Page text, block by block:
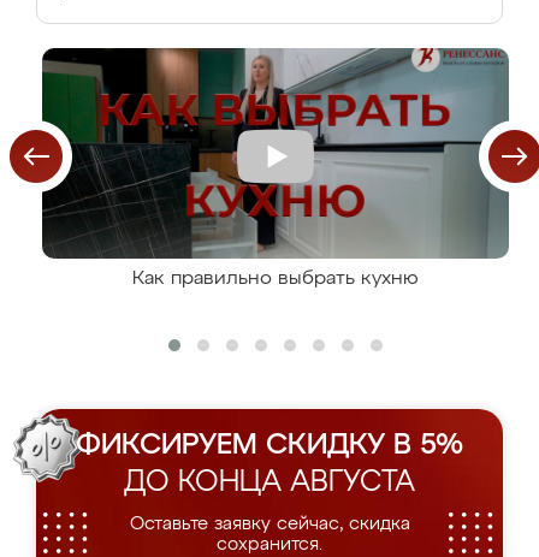
Как правильно выбрать кухню
ФИКСИРУЕМ СКИДКУ В 5%
ДО КОНЦА АВГУСТА
Оставьте заявку сейчас, скидка
сохранится.